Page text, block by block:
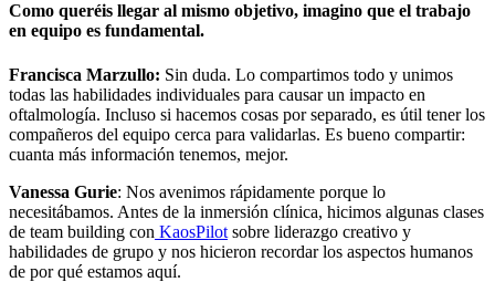
Como queréis llegar al mismo objetivo, imagino que el trabajo
en equipo es fundamental.
Francisca Marzullo: Sin duda. Lo compartimos todo y unimos
todas las habilidades individuales para causar un impacto en
oftalmología. Incluso si hacemos cosas por separado, es útil tener los
compañeros del equipo cerca para validarlas. Es bueno compartir:
cuanta más información tenemos, mejor.
Vanessa Gurie: Nos avenimos rápidamente porque lo
necesitábamos. Antes de la inmersión clínica, hicimos algunas clases
de team building con KaosPilot sobre liderazgo creativo y
habilidades de grupo y nos hicieron recordar los aspectos humanos
de por qué estamos aquí.